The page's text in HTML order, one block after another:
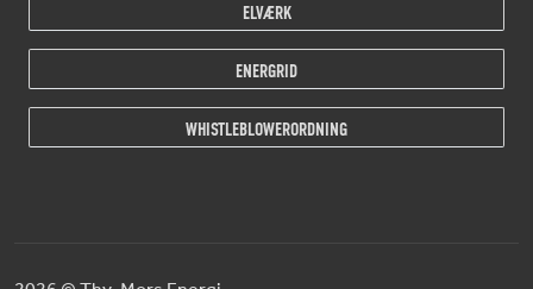
ELVÆRK
ENERGRID
WHISTLEBLOWERORDNING